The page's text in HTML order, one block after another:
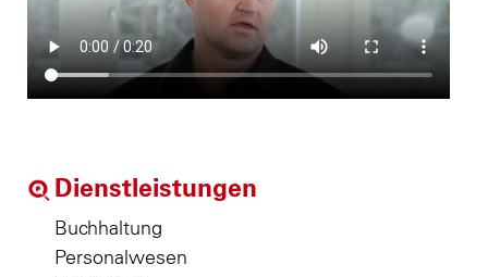
Dienstleistungen
Buchhaltung
Personalwesen